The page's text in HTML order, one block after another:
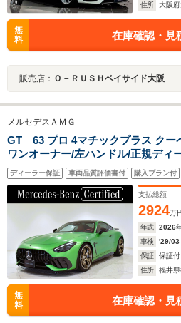
住所
大阪
無
料
在庫確認・見
販売店： Ｏ－ＲＵＳＨベイサイド大阪
メルセデスＡＭＧ
GT 63 プロ 4マチックプラス クー
ワンオーナー/左ハンドル/正規ディ
年保証/MANUFAKTURインテリア
ド/AMGカーボンエクステリアP/カ
ーキ/ブルメスター/パノラミックル
ディーラー保証 車両品質評価書付 購入プラン付
支払総額
2924万
年式
2026
車検
'29/03
保証
保証付
住所
福井
無
料
在庫確認・見